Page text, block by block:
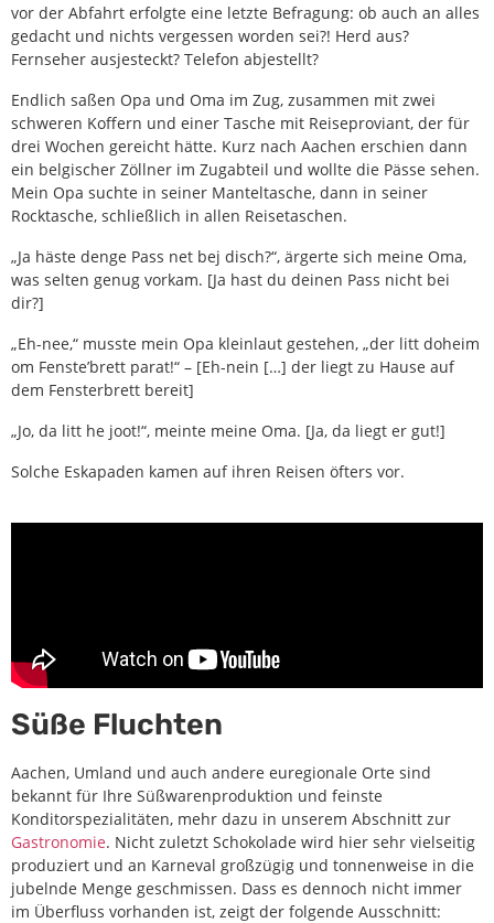
vor der Abfahrt erfolgte eine letzte Befragung: ob auch an alles
gedacht und nichts vergessen worden sei?! Herd aus?
Fernseher ausjesteckt? Telefon abjestellt?
Endlich saßen Opa und Oma im Zug, zusammen mit zwei
schweren Koffern und einer Tasche mit Reiseproviant, der für
drei Wochen gereicht hätte. Kurz nach Aachen erschien dann
ein belgischer Zöllner im Zugabteil und wollte die Pässe sehen.
Mein Opa suchte in seiner Manteltasche, dann in seiner
Rocktasche, schließlich in allen Reisetaschen.
„Ja häste denge Pass net bej disch?“, ärgerte sich meine Oma,
was selten genug vorkam. [Ja hast du deinen Pass nicht bei
dir?]
„Eh-nee,“ musste mein Opa kleinlaut gestehen, „der litt doheim
om Fenste’brett parat!“ – [Eh-nein […] der liegt zu Hause auf
dem Fensterbrett bereit]
„Jo, da litt he joot!“, meinte meine Oma. [Ja, da liegt er gut!]
Solche Eskapaden kamen auf ihren Reisen öfters vor.
Süße Fluchten
Aachen, Umland und auch andere euregionale Orte sind
bekannt für Ihre Süßwarenproduktion und feinste
Konditorspezialitäten, mehr dazu in unserem Abschnitt zur
Gastronomie. Nicht zuletzt Schokolade wird hier sehr vielseitig
produziert und an Karneval großzügig und tonnenweise in die
jubelnde Menge geschmissen. Dass es dennoch nicht immer
im Überfluss vorhanden ist, zeigt der folgende Ausschnitt: